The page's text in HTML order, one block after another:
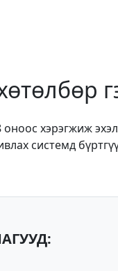
хэрэгжиж
системд